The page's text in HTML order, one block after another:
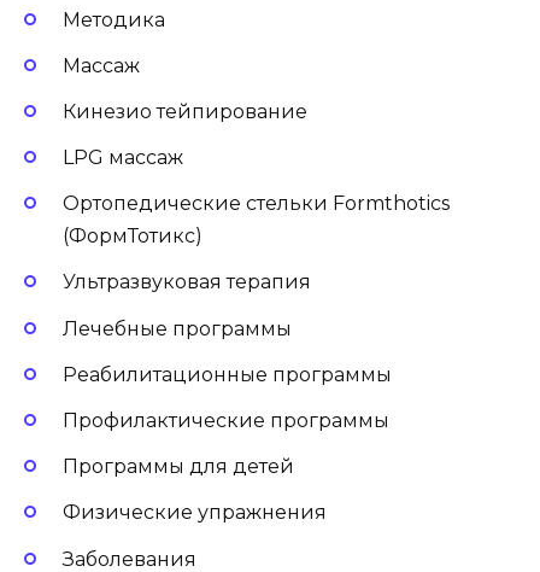
Методика
Массаж
Кинезио тейпирование
LPG массаж
Ортопедические стельки Formthotics
(ФормТотикс)
Ультразвуковая терапия
Лечебные программы
Реабилитационные программы
Профилактические программы
Программы для детей
Физические упражнения
Заболевания